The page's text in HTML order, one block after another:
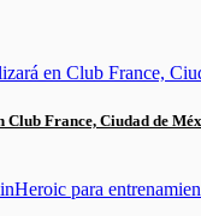
Club France, Ciudad de